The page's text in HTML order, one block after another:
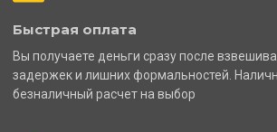
Быстрая оплата
Вы получаете деньги сразу после
задержек и лишних формальностей.
безналичный расчет на выбор